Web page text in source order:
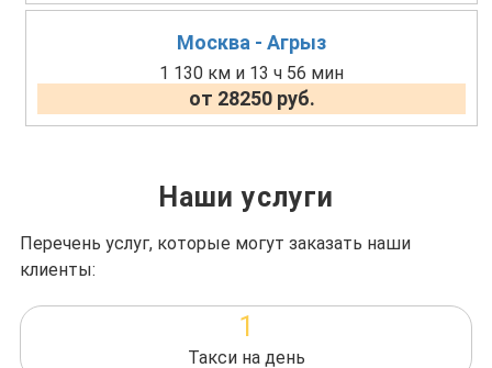
Москва - Агрыз
1 130 км и 13 ч 56 мин
от 28250 руб.
Наши услуги
Перечень услуг, которые могут заказать наши
клиенты:
1
Такси на день